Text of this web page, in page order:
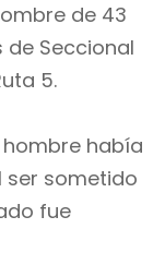
de 43
Seccional
5.
había
ser sometido
fue